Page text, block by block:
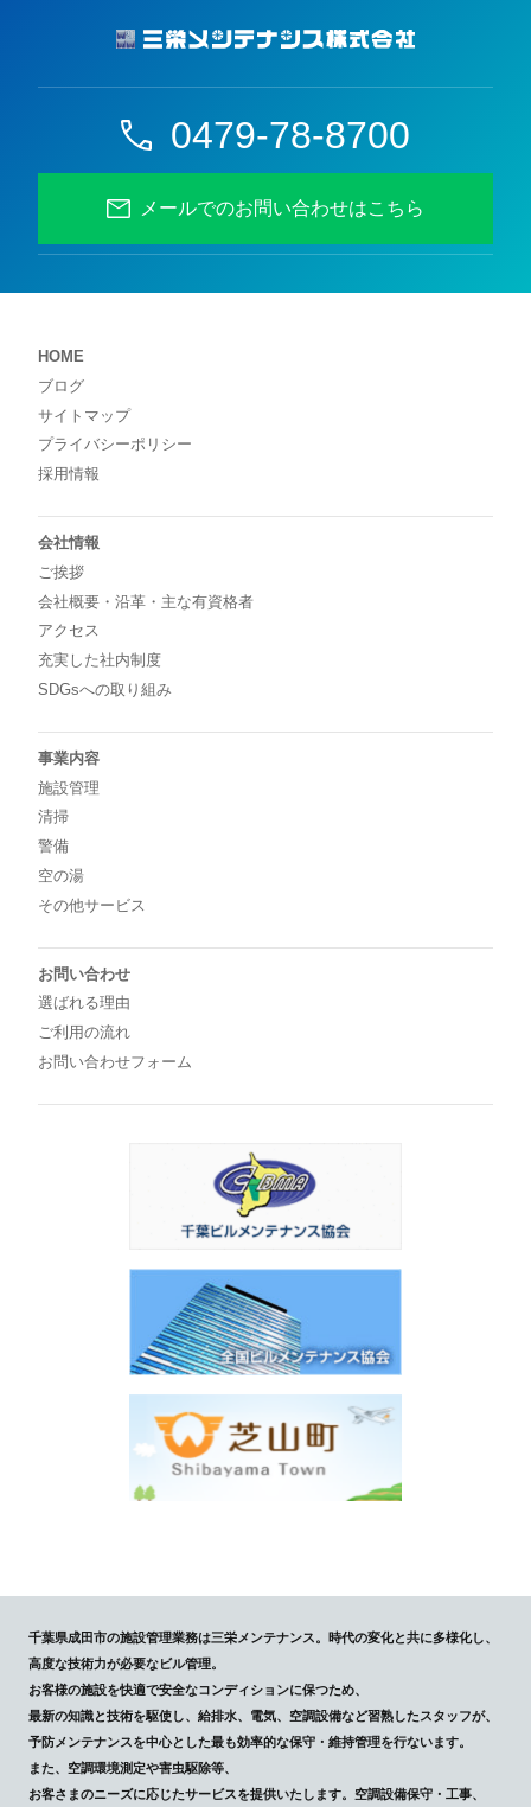
0479-78-8700
メールでのお問い合わせはこちら
HOME
ブログ
サイトマップ
プライバシーポリシー
採用情報
会社情報
ご挨拶
会社概要・沿革・主な有資格者
アクセス
充実した社内制度
SDGsへの取り組み
事業内容
施設管理
清掃
警備
空の湯
その他サービス
お問い合わせ
選ばれる理由
ご利用の流れ
お問い合わせフォーム
千葉県成田市の施設管理業務は三栄メンテナンス。時代の変化と共に多様化し、
高度な技術力が必要なビル管理。
お客様の施設を快適で安全なコンディションに保つため、
最新の知識と技術を駆使し、給排水、電気、空調設備など習熟したスタッフが、
予防メンテナンスを中心とした最も効率的な保守・維持管理を行ないます。
また、空調環境測定や害虫駆除等、
お客さまのニーズに応じたサービスを提供いたします。空調設備保守・工事、